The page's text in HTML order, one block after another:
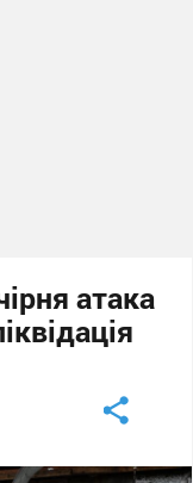
атака